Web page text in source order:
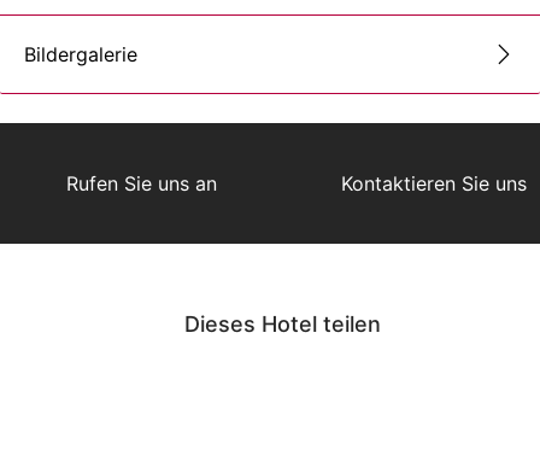
Bildergalerie
Rufen Sie uns an Kontaktieren Sie uns
Dieses Hotel teilen